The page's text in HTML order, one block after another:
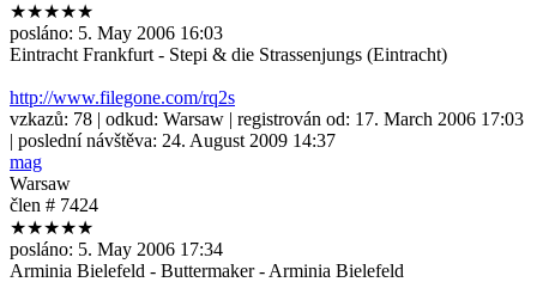
★★★★★
posláno: 5. May 2006 16:03
Eintracht Frankfurt - Stepi & die Strassenjungs (Eintracht)
http://www.filegone.com/rq2s
vzkazů: 78 | odkud: Warsaw | registrován od: 17. March 2006 17:03
| poslední návštěva: 24. August 2009 14:37
mag
Warsaw
člen # 7424
★★★★★
posláno: 5. May 2006 17:34
Arminia Bielefeld - Buttermaker - Arminia Bielefeld